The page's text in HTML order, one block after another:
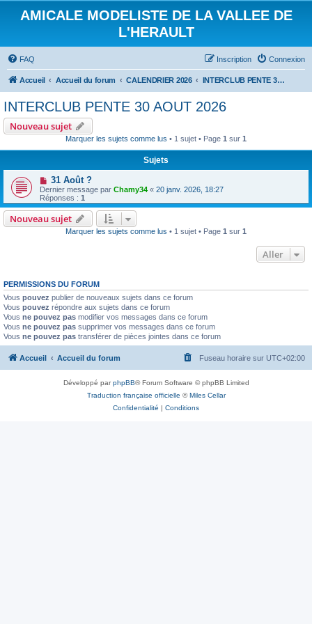
AMICALE MODELISTE DE LA VALLEE DE
L'HERAULT
FAQ Connexion
Inscription
Accueil Accueil du forum CALENDRIER 2026 INTERCLUB PENTE 30 AOUT 2026
INTERCLUB PENTE 30 AOUT 2026
Nouveau sujet
Marquer les sujets comme lus • 1 sujet • Page 1 sur 1
Sujets
31 Août ?
Dernier message par Chamy34 « 20 janv. 2026, 18:27
Réponses : 1
Nouveau sujet
Marquer les sujets comme lus • 1 sujet • Page 1 sur 1
Aller
PERMISSIONS DU FORUM
Vous pouvez publier de nouveaux sujets dans ce forum
Vous pouvez répondre aux sujets dans ce forum
Vous ne pouvez pas modifier vos messages dans ce forum
Vous ne pouvez pas supprimer vos messages dans ce forum
Vous ne pouvez pas transférer de pièces jointes dans ce forum
Accueil Accueil du forum Fuseau horaire sur UTC+02:00
Développé parphpBB® Forum Software © phpBB Limited
Traduction française officielle ©Miles Cellar
Confidentialité | Conditions